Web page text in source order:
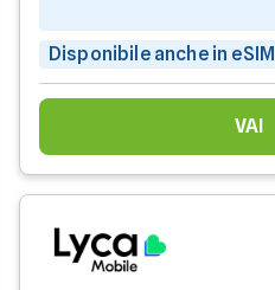
Disponibile anche in eSIM
VAI